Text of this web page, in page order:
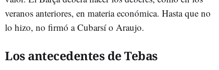
veranos anteriores, en materia económica. Hasta que no
lo hizo, no firmó a Cubarsí o Araujo.
Los antecedentes de Tebas